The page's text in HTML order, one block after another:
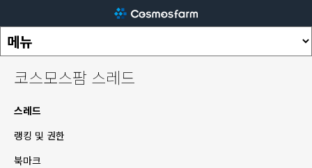
코스모스팜 스레드
스레드
랭킹 및 권한
북마크